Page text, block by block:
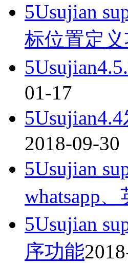
5Usujian
标位置定
01-17
2018-09-30
5Usujian
whatsapp
5Usujian
序功能